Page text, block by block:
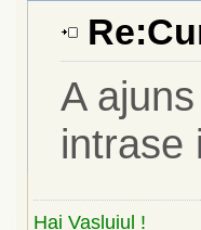
A
intrase
Hai Vasluiul !